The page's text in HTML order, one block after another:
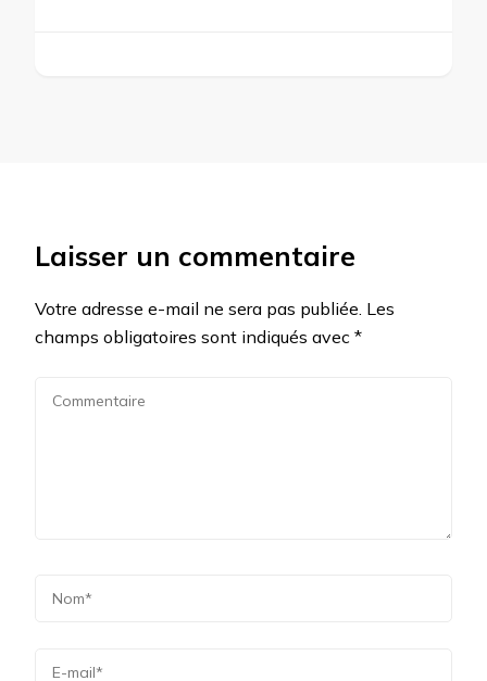
Laisser un commentaire
Votre adresse e-mail ne sera pas publiée. Les
champs obligatoires sont indiqués avec *